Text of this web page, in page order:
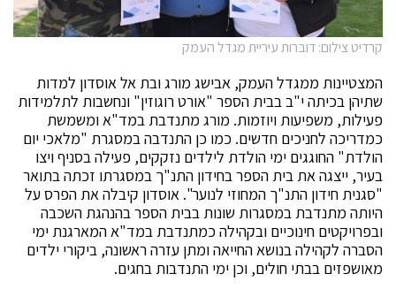
קרדיט צילום: דוברות עיריית מגדל העמק
המצטיינות ממגדל העמק, אבישג מורג ובת אל אוסדון למדות
שתיהן בכיתה י"ב בבית הספר "אורט רוגוזין" ונחשבות לתלמידות
פעילות, משפיעות ויוזמות. מורג מתנדבת במד"א ומשמשת
כמדריכה לחניכים חדשים. כמו כן התנדבה במסגרת "מלאכי יום
הולדת" החוגגים ימי הולדת לילדים נזקקים, פעילה בסניף ויצו
בעיר, ייצגה את בית הספר בחידון התנ"ך במסגרתו זכתה בתואר
"סגנית חידון התנ"ך המחוזי לנוער". אוסדון קיבלה את הפרס על
היותה מתנדבת במסגרות שונות בבית הספר בהנהגת השכבה
ובפרויקטים חינוכיים ובקהילה כמתנדבת במד"א המארגנת ימי
הסברה לקהילה בנושא החייאה ומתן עזרה ראשונה, ביקורי ילדים
מאושפזים בבתי חולים, וכן ימי התנדבות בחגים.